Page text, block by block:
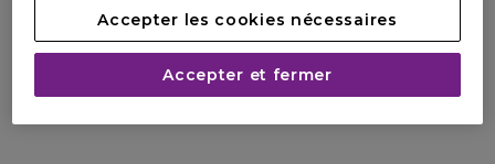
Accepter les cookies nécessaires
Accepter et fermer